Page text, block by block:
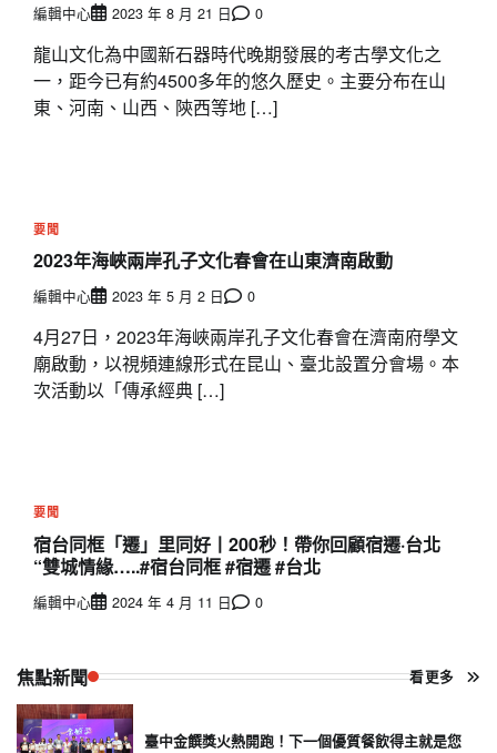
編輯中心 2023 年 8 月 21 日 0
龍山文化為中國新石器時代晚期發展的考古學文化之
一，距今已有約4500多年的悠久歷史。主要分布在山
東、河南、山西、陝西等地 […]
要聞
2023年海峽兩岸孔子文化春會在山東濟南啟動
編輯中心 2023 年 5 月 2 日 0
4月27日，2023年海峽兩岸孔子文化春會在濟南府學文
廟啟動，以視頻連線形式在昆山、臺北設置分會場。本
次活動以「傳承經典 […]
要聞
宿台同框「遷」里同好丨200秒！帶你回顧宿遷·台北
“雙城情緣…..#宿台同框 #宿遷 #台北
編輯中心 2024 年 4 月 11 日 0
焦點新聞 看更多
臺中金饌獎火熱開跑！下一個優質餐飲得主就是您